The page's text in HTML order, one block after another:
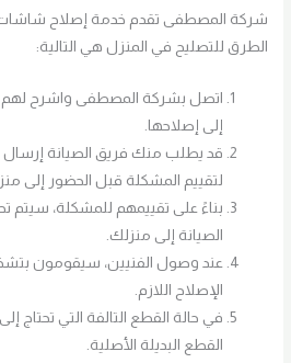
شركة المصطفى تقدم خدمة إصلاح
الطرق للتصليح في المنزل هي التالية:
اتصل بشركة المصطفى واشرح لهم
إلى إصلاحها.
قد يطلب منك فريق الصيانة
لتقييم المشكلة قبل الحضور إلى
بناءً على تقييمهم للمشكلة، سيتم
الصيانة إلى منزلك.
عند وصول الفنيين، سيقومون
الإصلاح اللازم.
في حالة القطع التالفة التي تحتاج
القطع البديلة الأصلية.